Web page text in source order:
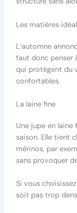
Les matières
L’automne
faut donc penser
qui protègent du
confortables.
La laine fine
Une jupe en
saison. Elle tient
mérinos, par
sans provoquer
Si vous
soit pas trop